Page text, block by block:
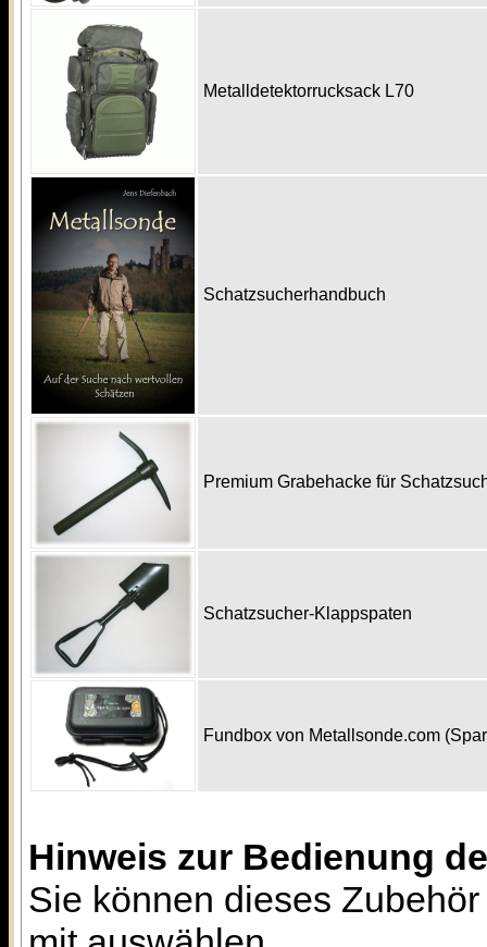
Metalldetektorrucksack L70
Schatzsucherhandbuch
Premium Grabehacke für
Schatzsucher-Klappspaten
Fundbox von Metallsonde.com
Hinweis zur Bedienung
Sie können dieses